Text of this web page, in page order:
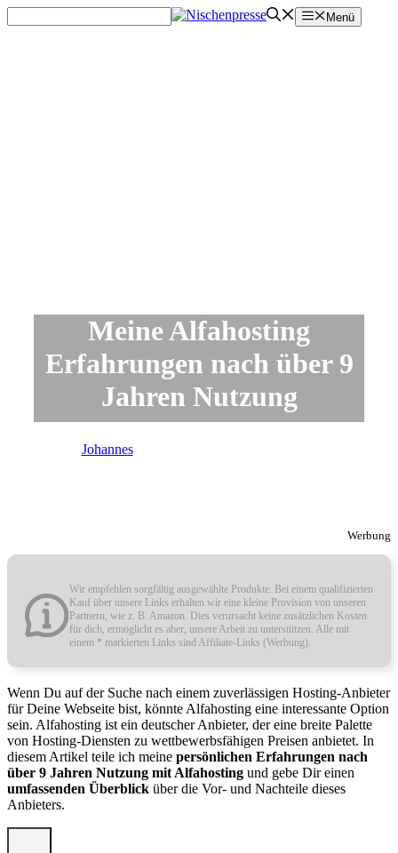
Inhalt
Menü
Meine Alfahosting
Erfahrungen nach über 9
Jahren Nutzung
Johannes| Letzte Aktualisierung
Werbung
Wir empfehlen sorgfältig ausgewählte Produkte. Bei einem qualifizierten
Kauf über unsere Links erhalten wir eine kleine Provision von unseren
Partnern, wie z. B. Amazon. Dies verursacht keine zusätzlichen Kosten
für dich, ermöglicht es aber, unsere Arbeit zu unterstützen. Alle mit
einem * markierten Links sind Affiliate-Links (Werbung).
Wenn Du auf der Suche nach einem zuverlässigen Hosting-Anbieter
für Deine Webseite bist, könnte Alfahosting eine interessante Option
sein. Alfahosting ist ein deutscher Anbieter, der eine breite Palette
von Hosting-Diensten zu wettbewerbsfähigen Preisen anbietet. In
diesem Artikel teile ich meine persönlichen Erfahrungen nach
über 9 Jahren Nutzung mit Alfahosting und gebe Dir einen
umfassenden Überblick über die Vor- und Nachteile dieses
Anbieters.